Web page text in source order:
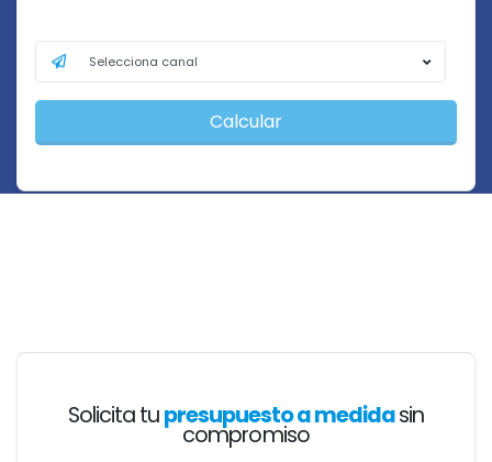
Calcular
Solicita tupresupuesto a medidasin
compromiso